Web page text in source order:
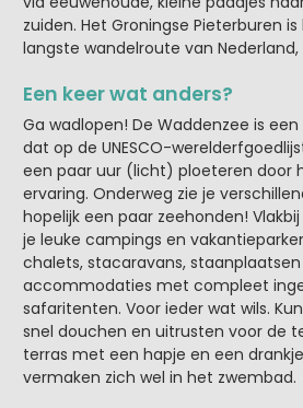
zuiden. Het Groningse Pieterburen
langste wandelroute van
Een keer wat anders?
Ga wadlopen! De Waddenzee is
dat op de UNESCO-
een paar uur (licht) ploeteren door
ervaring. Onderweg zie je
hopelijk een paar zeehonden!
je leuke campings en
chalets, stacaravans,
accommodaties met compleet
safaritenten. Voor ieder wat wils.
snel douchen en uitrusten voor de
terras met een hapje en een
vermaken zich wel in het zwembad.